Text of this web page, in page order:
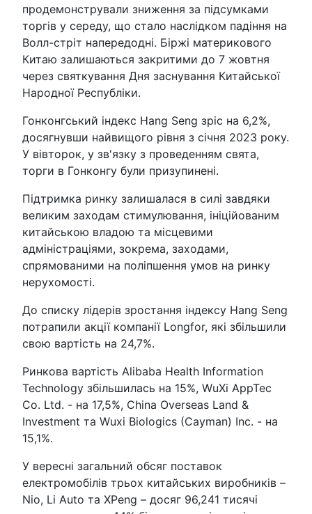
продемонстрували зниження за підсумками
торгів у середу, що стало наслідком падіння на
Волл-стріт напередодні. Біржі материкового
Китаю залишаються закритими до 7 жовтня
через святкування Дня заснування Китайської
Народної Республіки.
Гонконгський індекс Hang Seng зріс на 6,2%,
досягнувши найвищого рівня з січня 2023 року.
У вівторок, у зв'язку з проведенням свята,
торги в Гонконгу були призупинені.
Підтримка ринку залишалася в силі завдяки
великим заходам стимулювання, ініційованим
китайською владою та місцевими
адміністраціями, зокрема, заходами,
спрямованими на поліпшення умов на ринку
нерухомості.
До списку лідерів зростання індексу Hang Seng
потрапили акції компанії Longfor, які збільшили
свою вартість на 24,7%.
Ринкова вартість Alibaba Health Information
Technology збільшилась на 15%, WuXi AppTec
Co. Ltd. - на 17,5%, China Overseas Land &
Investment та Wuxi Biologics (Cayman) Inc. - на
15,1%.
У вересні загальний обсяг поставок
електромобілів трьох китайських виробників –
Nio, Li Auto та XPeng – досяг 96,241 тисячі